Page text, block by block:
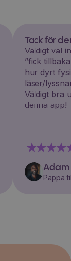
Tack för
Väldigt väl
”fick
hur dyrt
läser/
Väldigt bra
denna app!
Adam
Pappa